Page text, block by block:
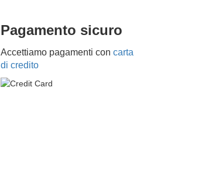
Pagamento sicuro
Accettiamo pagamenti con carta
di credito